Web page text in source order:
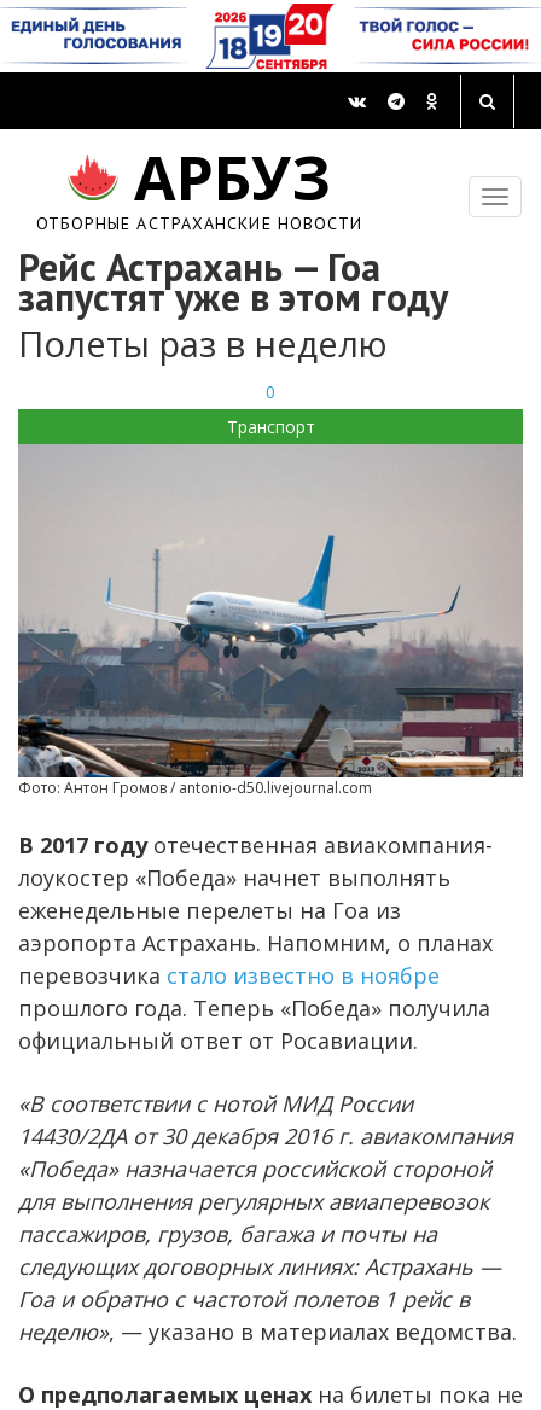
АРБУЗ
ОТБОРНЫЕ АСТРАХАНСКИЕ НОВОСТИ
Рейс Астрахань — Гоа
запустят уже в этом году
Полеты раз в неделю
0
Транспорт
Фото: Антон Громов / antonio-d50.livejournal.com
В 2017 годуотечественная авиакомпания-
лоукостер «Победа» начнет выполнять
еженедельные перелеты на Гоа из
аэропорта Астрахань. Напомним, о планах
перевозчика стало известно в ноябре
прошлого года. Теперь «Победа» получила
официальный ответ от Росавиации.
«В соответствии с нотой МИД России
14430/2ДА от 30 декабря 2016 г. авиакомпания
«Победа» назначается российской стороной
для выполнения регулярных авиаперевозок
пассажиров, грузов, багажа и почты на
следующих договорных линиях: Астрахань —
Гоа и обратно с частотой полетов 1 рейс в
неделю», — указано в материалах ведомства.
О предполагаемых ценах на билеты пока не